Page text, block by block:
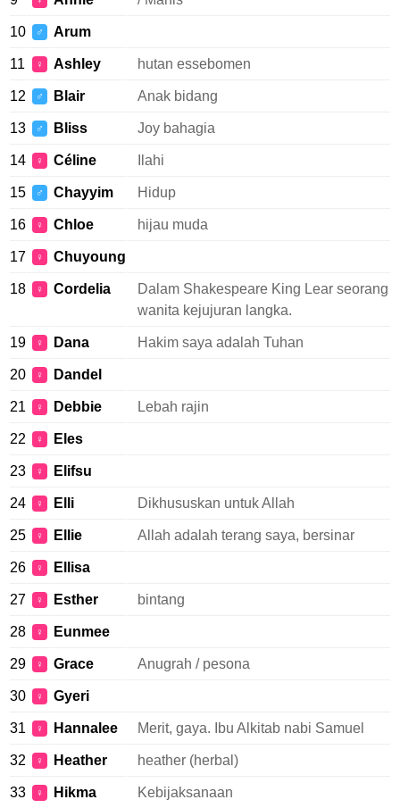
10 ♂ Arum
11 ♀ Ashley hutan essebomen
12 ♂ Blair Anak bidang
13 ♂ Bliss Joy bahagia
14 ♀ Céline Ilahi
15 ♂ Chayyim Hidup
16 ♀ Chloe hijau muda
17 ♀ Chuyoung
18 ♀ Cordelia
Dalam Shakespeare King Lear seorang
wanita kejujuran langka.
19 ♀ Dana Hakim saya adalah Tuhan
20 ♀ Dandel
21 ♀ Debbie Lebah rajin
22 ♀ Eles
23 ♀ Elifsu
24 ♀ Elli Dikhususkan untuk Allah
25 ♀ Ellie Allah adalah terang saya, bersinar
26 ♀ Ellisa
27 ♀ Esther bintang
28 ♀ Eunmee
29 ♀ Grace Anugrah / pesona
30 ♀ Gyeri
31 ♀ Hannalee Merit, gaya. Ibu Alkitab nabi Samuel
32 ♀ Heather heather (herbal)
33 ♀ Hikma Kebijaksanaan